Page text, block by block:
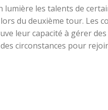
lumière les talents de
du deuxième tour. Les
leur capacité à gérer
circonstances pour